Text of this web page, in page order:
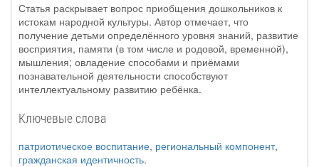
Статья раскрывает вопрос приобщения дошкольников к
истокам народной культуры. Автор отмечает, что
получение детьми определённого уровня знаний, развитие
восприятия, памяти (в том числе и родовой, временной),
мышления; овладение способами и приёмами
познавательной деятельности способствуют
интеллектуальному развитию ребёнка.
Ключевые слова
патриотическое воспитание, региональный компонент,
гражданская идентичность.